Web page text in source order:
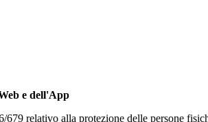
e dell'App
relativo alla protezione delle persone